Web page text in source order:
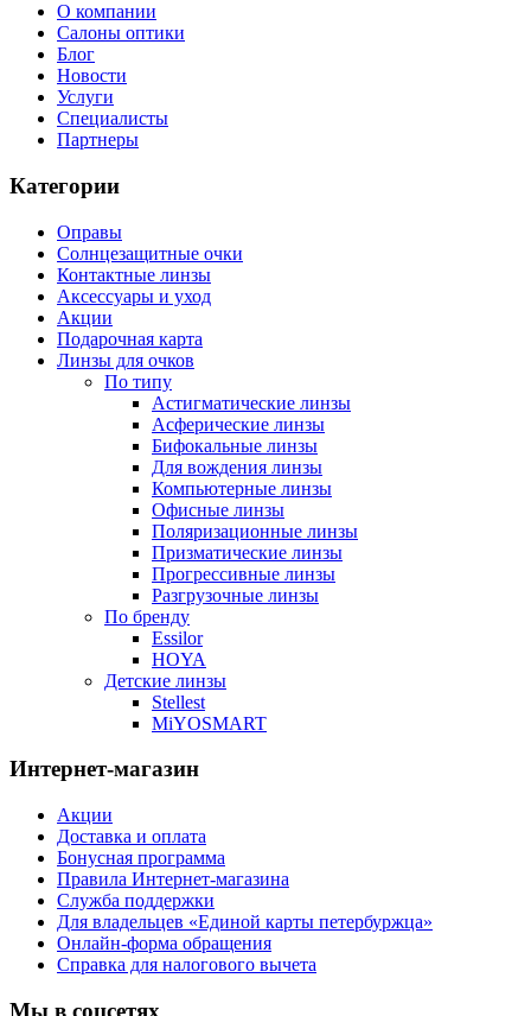
О компании
Салоны оптики
Блог
Новости
Услуги
Специалисты
Партнеры
Категории
Оправы
Солнцезащитные очки
Контактные линзы
Аксессуары и уход
Акции
Подарочная карта
Линзы для очков
По типу
Астигматические линзы
Асферические линзы
Бифокальные линзы
Для вождения линзы
Компьютерные линзы
Офисные линзы
Поляризационные линзы
Призматические линзы
Прогрессивные линзы
Разгрузочные линзы
По бренду
Essilor
HOYA
Детские линзы
Stellest
MiYOSMART
Интернет-магазин
Акции
Доставка и оплата
Бонусная программа
Правила Интернет-магазина
Служба поддержки
Для владельцев «Единой карты петербуржца»
Онлайн-форма обращения
Справка для налогового вычета
Мы в соцсетях